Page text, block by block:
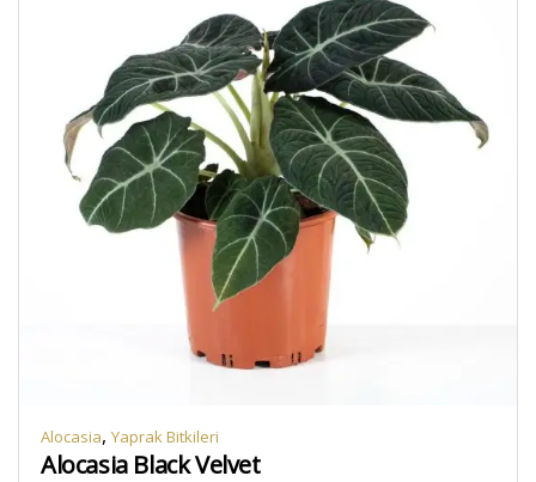
Alocasia, Yaprak Bitkileri
Alocasia Black Velvet